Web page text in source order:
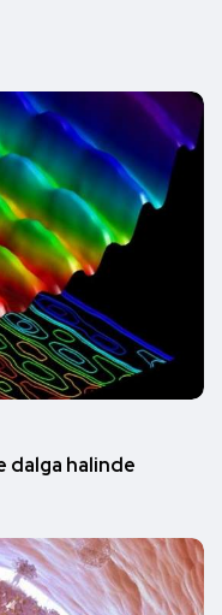
dalga halinde